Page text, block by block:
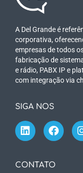
A Del Grande é
corporativa,
empresas de todos
fabricação de
e rádio, PABX IP e
com integração via
SIGA NOS
CONTATO